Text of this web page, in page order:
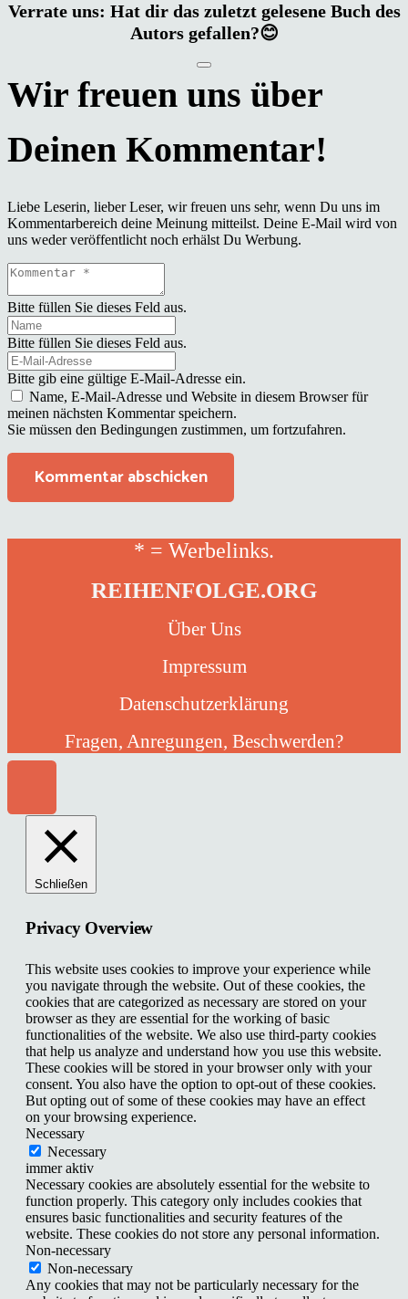
Verrate uns: Hat dir das zuletzt gelesene Buch des
Autors gefallen?😊
Liebe Leserin, lieber Leser, wir freuen uns sehr, wenn Du uns im
Kommentarbereich deine Meinung mitteilst. Deine E-Mail wird von
uns weder veröffentlicht noch erhälst Du Werbung.
Bitte füllen Sie dieses Feld aus.
Bitte füllen Sie dieses Feld aus.
Bitte gib eine gültige E-Mail-Adresse ein.
Name, E-Mail-Adresse und Website in diesem Browser für
meinen nächsten Kommentar speichern.
Sie müssen den Bedingungen zustimmen, um fortzufahren.
Kommentar abschicken
* = Werbelinks.
REIHENFOLGE.ORG
Über Uns
Impressum
Datenschutzerklärung
Fragen, Anregungen, Beschwerden?
Schließen
Privacy Overview
This website uses cookies to improve your experience while
you navigate through the website. Out of these cookies, the
cookies that are categorized as necessary are stored on your
browser as they are essential for the working of basic
functionalities of the website. We also use third-party cookies
that help us analyze and understand how you use this website.
These cookies will be stored in your browser only with your
consent. You also have the option to opt-out of these cookies.
But opting out of some of these cookies may have an effect
on your browsing experience.
Necessary
Necessary
immer aktiv
Necessary cookies are absolutely essential for the website to
function properly. This category only includes cookies that
ensures basic functionalities and security features of the
website. These cookies do not store any personal information.
Non-necessary
Non-necessary
Any cookies that may not be particularly necessary for the